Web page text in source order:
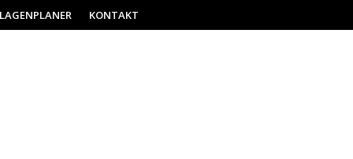
KONTAKT